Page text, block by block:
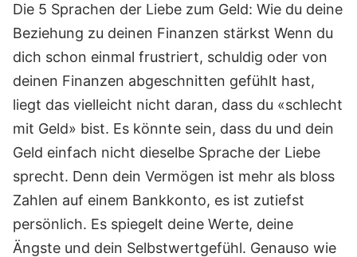
Die 5 Sprachen der Liebe zum Geld: Wie du deine
Beziehung zu deinen Finanzen stärkst Wenn du
dich schon einmal frustriert, schuldig oder von
deinen Finanzen abgeschnitten gefühlt hast,
liegt das vielleicht nicht daran, dass du «schlecht
mit Geld» bist. Es könnte sein, dass du und dein
Geld einfach nicht dieselbe Sprache der Liebe
sprecht. Denn dein Vermögen ist mehr als bloss
Zahlen auf einem Bankkonto, es ist zutiefst
persönlich. Es spiegelt deine Werte, deine
Ängste und dein Selbstwertgefühl. Genauso wie